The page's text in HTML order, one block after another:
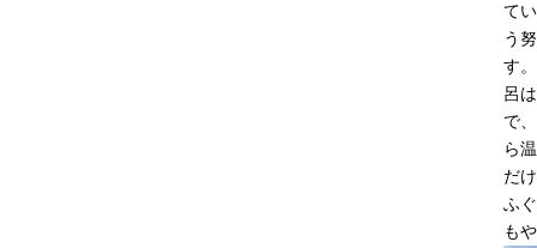
て
う
す
呂
で
ら
だ
ふ
も